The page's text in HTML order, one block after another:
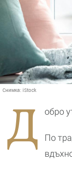
Снимка: iStock
Д обро
По